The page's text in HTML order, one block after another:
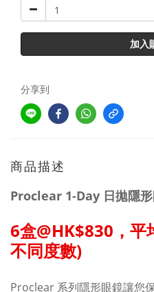
加入
分享到
商品描述
Proclear 1-Day 日拋隱
6盒@HK$830，
不同度數)
Proclear 系列隱形眼鏡讓您